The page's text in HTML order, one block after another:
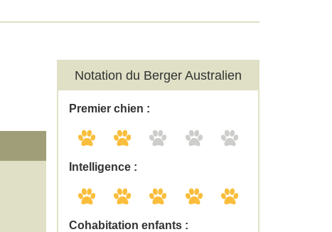
Notation du Berger Australien
Premier chien :
Intelligence :
Cohabitation enfants :